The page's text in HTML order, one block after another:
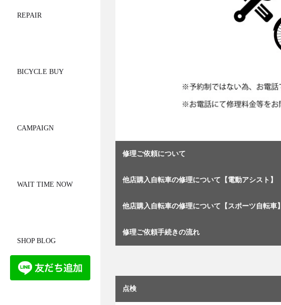
修理ご依頼について
他店購入自転車の修理について【電動アシスト】
他店購入自転車の修理について【スポーツ自転車】
修理ご依頼手続きの流れ
点検
REPAIR
BICYCLE BUY
CAMPAIGN
WAIT TIME NOW
SHOP BLOG